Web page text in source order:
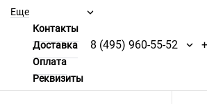
Еще
Контакты
Доставка
Оплата
Реквизиты
8 (495) 960-55-52